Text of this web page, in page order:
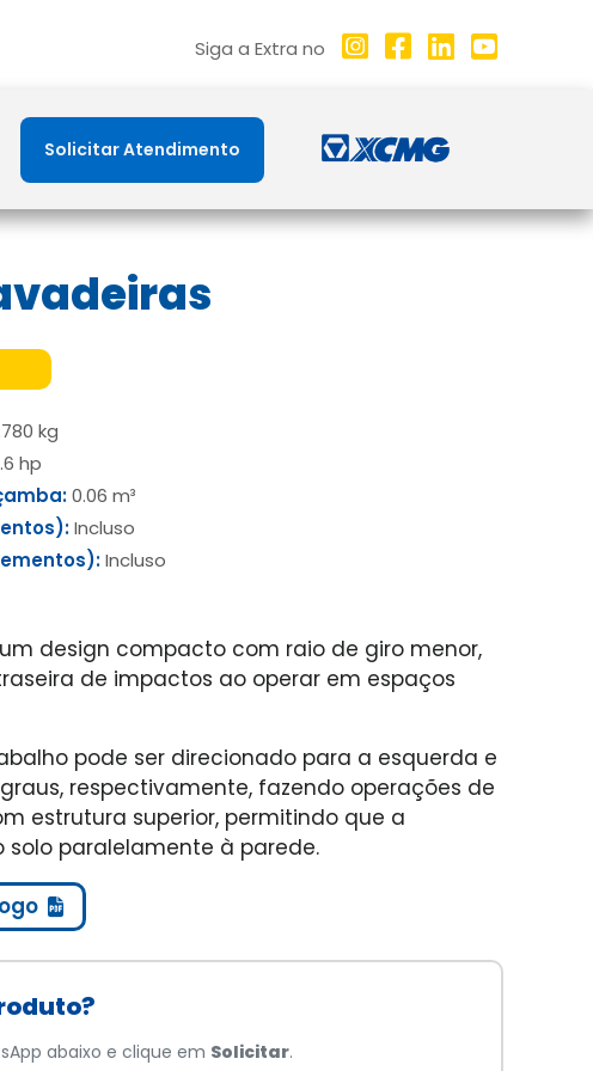
Siga a Extra no
Solicitar Atendimento
kg
hp
0.06 m³
Incluso
Incluso
design compacto com raio de giro menor,
de impactos ao operar em espaços
pode ser direcionado para a esquerda e
respectivamente, fazendo operações de
estrutura superior, permitindo que a
paralelamente à parede.
abaixo e clique em Solicitar.